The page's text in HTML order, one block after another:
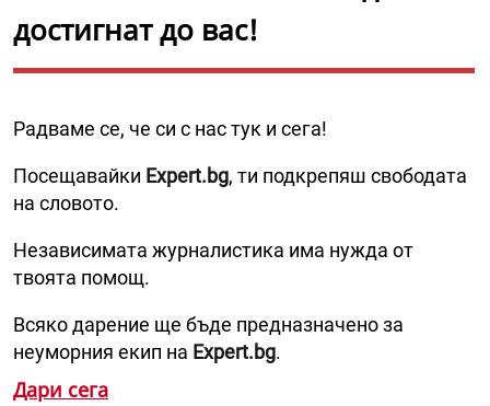
достигнат до вас!
Радваме се, че си с нас тук и сега!
Посещавайки Expert.bg, ти подкрепяш свободата
на словото.
Независимата журналистика има нужда от
твоята помощ.
Всяко дарение ще бъде предназначено за
неуморния екип на Expert.bg.
Дари сега